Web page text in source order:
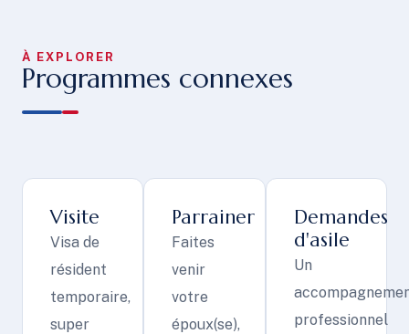
À EXPLORER
Programmes connexes
Visite
Visa de
résident
temporaire,
super
Parrainer
Faites
venir
votre
époux(se),
Demandes
d'asile
Un
professionnel